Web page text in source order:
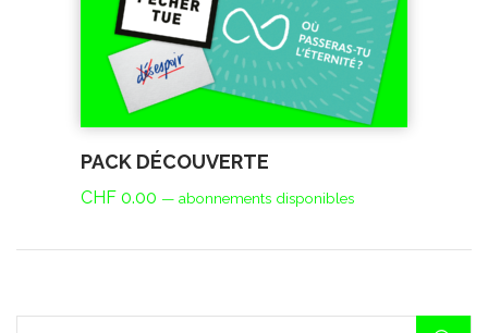
PACK DÉCOUVERTE
CHF 0.00 — abonnements disponibles